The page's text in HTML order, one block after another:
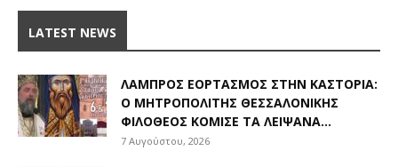
LATEST NEWS
ΛΑΜΠΡΌΣ ΕΟΡΤΑΣΜΌΣ ΣΤΗΝ ΚΑΣΤΟΡΙΆ:
Ο ΜΗΤΡΟΠΟΛΊΤΗΣ ΘΕΣΣΑΛΟΝΊΚΗΣ
ΦΙΛΌΘΕΟΣ ΚΌΜΙΣΕ ΤΑ ΛΕΊΨΑΝΑ...
7 Αυγούστου, 2026